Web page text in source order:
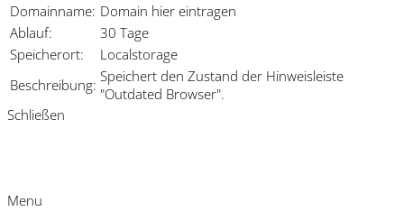
Domainname: Domain hier eintragen
Ablauf:
30 Tage
Speicherort:
Localstorage
Beschreibung: Speichert den Zustand der Hinweisleiste
"Outdated Browser".
Schließen
Menu